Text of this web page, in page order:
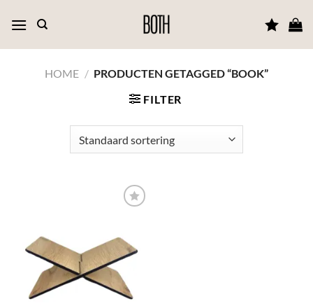
naar
HOME / PRODUCTEN GETAGGED “BOOK”
FILTER
TOEVOEGEN
AAN JOUW
FAVORIETEN